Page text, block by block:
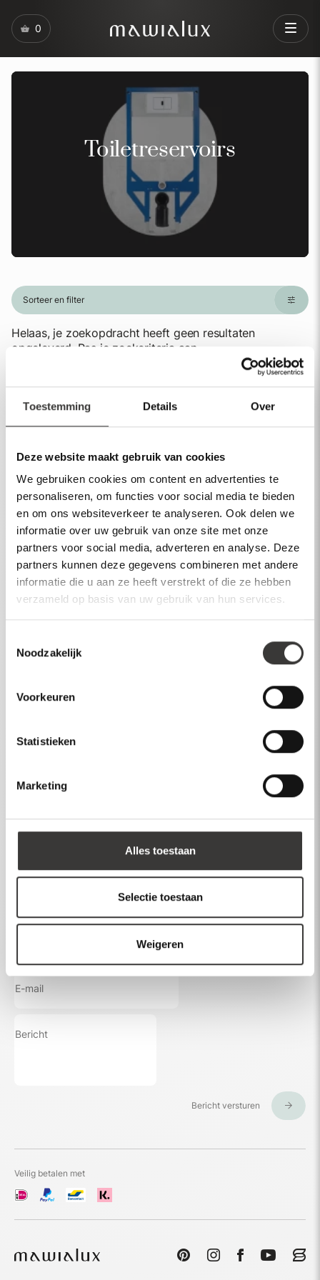
Toestemming Details Over
Deze website maakt gebruik van cookies
We gebruiken cookies om content en advertenties te
personaliseren, om functies voor social media te bieden
en om ons websiteverkeer te analyseren. Ook delen we
informatie over uw gebruik van onze site met onze
partners voor social media, adverteren en analyse. Deze
partners kunnen deze gegevens combineren met andere
informatie die u aan ze heeft verstrekt of die ze hebben
verzameld op basis van uw gebruik van hun services.
Noodzakelijk
Voorkeuren
Statistieken
Marketing
Alles toestaan
Selectie toestaan
Weigeren
0
Toiletreservoirs
Sorteer en filter
Helaas, je zoekopdracht heeft geen resultaten
opgeleverd. Pas je zoekcriteria aan.
Spiegels
Baden
Kranen
Wastafels
Meer producten
Inspiratie
Account
Dealer login
Bericht versturen
Veilig betalen met